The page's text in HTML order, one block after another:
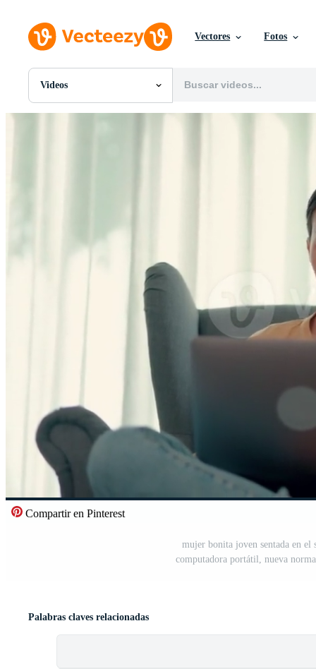
Vectores Fotos
Videos
Todas Imágenes
Imágenes Editoriales
Eventos Editoriales
Compartir en Pinterest
mujer bonita joven sentada en el
computadora portátil, nueva
Palabras claves relacionadas